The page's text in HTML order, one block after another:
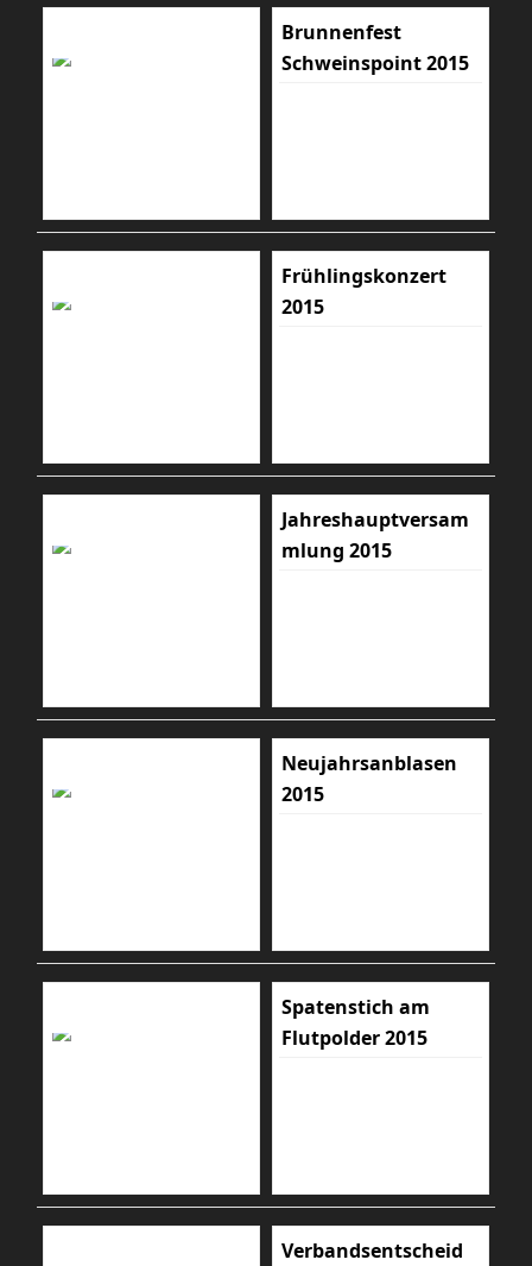
Brunnenfest
Schweinspoint 2015
Frühlingskonzert
2015
Jahreshauptversam
mlung 2015
Neujahrsanblasen
2015
Spatenstich am
Flutpolder 2015
Verbandsentscheid